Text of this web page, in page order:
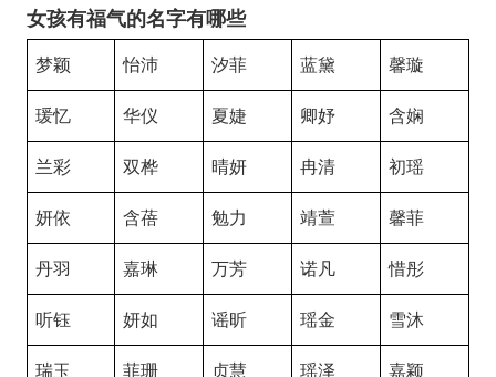
女孩有福气的名字有哪些
梦颖 怡沛 汐菲 蓝黛 馨璇
瑗忆 华仪 夏婕 卿妤 含娴
兰彩 双桦 晴妍 冉清 初瑶
妍依 含蓓 勉力 靖萱 馨菲
丹羽 嘉琳 万芳 诺凡 惜彤
听钰 妍如 谣昕 瑶金 雪沐
瑞玉 菲珊 贞慧 瑶泽 嘉颖